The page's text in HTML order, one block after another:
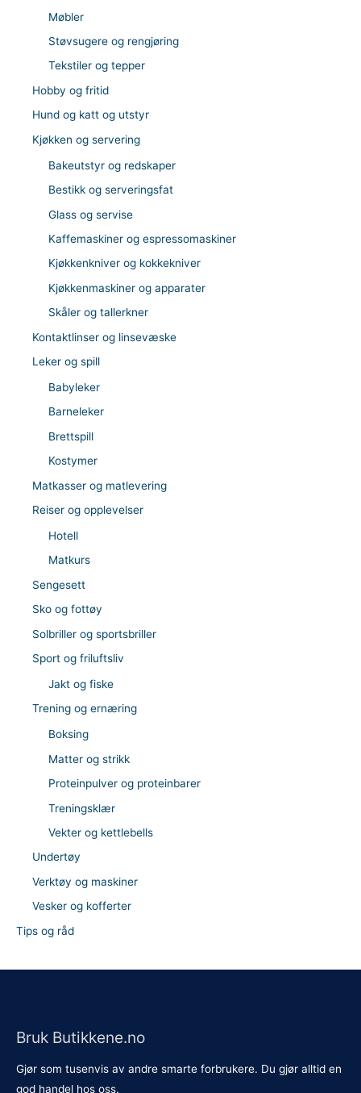
Møbler
Støvsugere og rengjøring
Tekstiler og tepper
Hobby og fritid
Hund og katt og utstyr
Kjøkken og servering
Bakeutstyr og redskaper
Bestikk og serveringsfat
Glass og servise
Kaffemaskiner og espressomaskiner
Kjøkkenkniver og kokkekniver
Kjøkkenmaskiner og apparater
Skåler og tallerkner
Kontaktlinser og linsevæske
Leker og spill
Babyleker
Barneleker
Brettspill
Kostymer
Matkasser og matlevering
Reiser og opplevelser
Hotell
Matkurs
Sengesett
Sko og fottøy
Solbriller og sportsbriller
Sport og friluftsliv
Jakt og fiske
Trening og ernæring
Boksing
Matter og strikk
Proteinpulver og proteinbarer
Treningsklær
Vekter og kettlebells
Undertøy
Verktøy og maskiner
Vesker og kofferter
Tips og råd
Bruk Butikkene.no
Gjør som tusenvis av andre smarte forbrukere. Du gjør alltid en
god handel hos oss.